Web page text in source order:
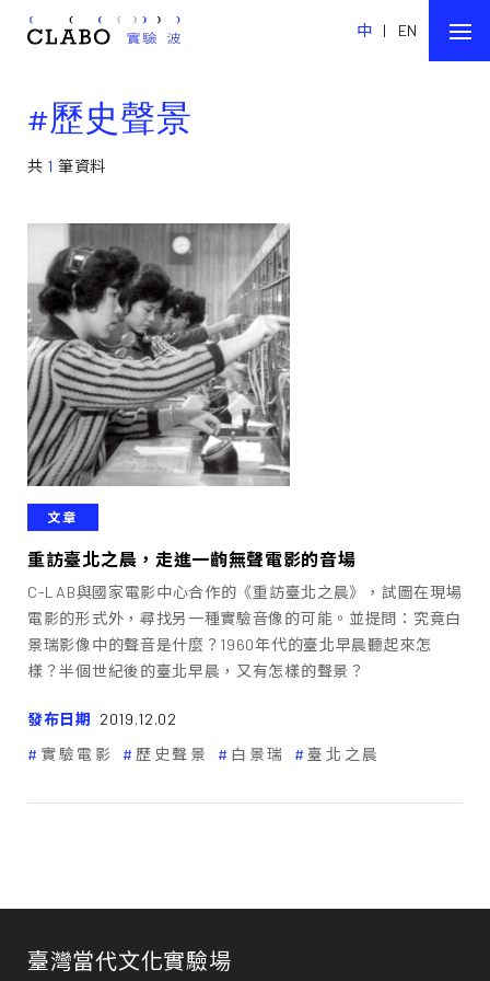
中 | EN
#歷史聲景
共 1 筆資料
文章
重訪臺北之晨，走進一齣無聲電影的音場
C-LAB與國家電影中心合作的《重訪臺北之晨》，試圖在現場
電影的形式外，尋找另一種實驗音像的可能。並提問：究竟白
景瑞影像中的聲音是什麼？1960年代的臺北早晨聽起來怎
樣？半個世紀後的臺北早晨，又有怎樣的聲景？
發布日期 2019.12.02
實驗電影
歷史聲景 白景瑞 臺北之晨
臺灣當代文化實驗場